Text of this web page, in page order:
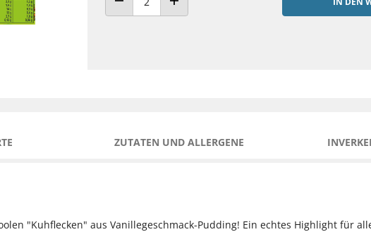
ANZAHL VERRINGERNANZAHL ERHÖHEN
ZUTATEN UND ALLERGENE
"Kuhflecken" aus Vanillegeschmack-Pudding! Ein echtes Highlight für